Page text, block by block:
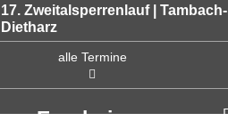
17. Zweitalsperrenlauf | Tambach-
Dietharz
alle Termine